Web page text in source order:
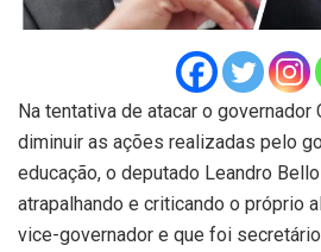
Na tentativa de atacar o governador
diminuir as ações realizadas pelo
educação, o deputado Leandro
atrapalhando e criticando o próprio
vice-governador e que foi